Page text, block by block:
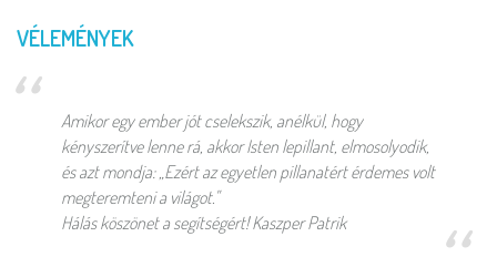
VÉLEMÉNYEK
Amikor egy ember jót cselekszik, anélkül, hogy
kényszerítve lenne rá, akkor Isten lepillant, elmosolyodik,
és azt mondja: „Ezért az egyetlen pillanatért érdemes volt
megteremteni a világot."
Hálás köszönet a segítségért! Kaszper Patrik